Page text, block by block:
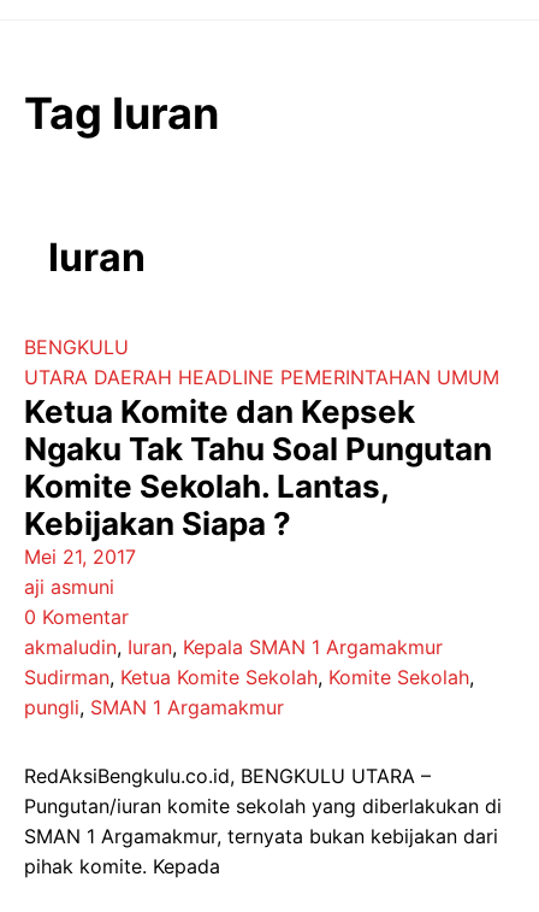
Tag Iuran
Iuran
BENGKULU
UTARA DAERAH HEADLINE PEMERINTAHAN UMUM
Ketua Komite dan Kepsek
Ngaku Tak Tahu Soal Pungutan
Komite Sekolah. Lantas,
Kebijakan Siapa ?
Mei 21, 2017
aji asmuni
0 Komentar
akmaludin, Iuran, Kepala SMAN 1 Argamakmur
Sudirman, Ketua Komite Sekolah, Komite Sekolah,
pungli, SMAN 1 Argamakmur
RedAksiBengkulu.co.id, BENGKULU UTARA –
Pungutan/iuran komite sekolah yang diberlakukan di
SMAN 1 Argamakmur, ternyata bukan kebijakan dari
pihak komite. Kepada